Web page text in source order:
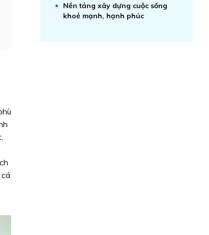
Nền tảng xây dựng cuộc sống
khoẻ mạnh, hạnh phúc